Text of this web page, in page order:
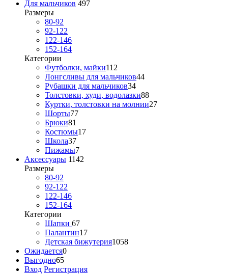
Для мальчиков 497
Размеры
80-92
92-122
122-146
152-164
Категории
Футболки, майки112
Лонгсливы для мальчиков44
Рубашки для мальчиков34
Толстовки, худи, водолазки88
Куртки, толстовки на молнии27
Шорты77
Брюки81
Костюмы17
Школа37
Пижамы7
Аксессуары 1142
Размеры
80-92
92-122
122-146
152-164
Категории
Шапки 67
Палантин17
Детская бижутерия1058
Ожидается0
Выгодно65
Вход Регистрация